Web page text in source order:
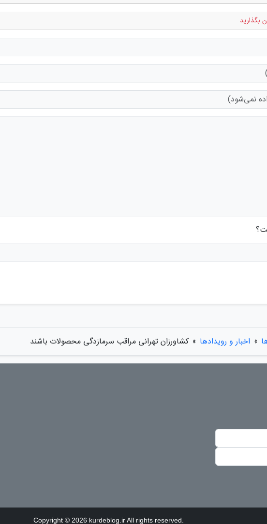
بگذارید
» اخبار و رویدادها » کشاورزان تهرانی مراقب سرمازدگی محصولات باشند
Copyright © 2026 kurdeblog.ir All rights reserved.